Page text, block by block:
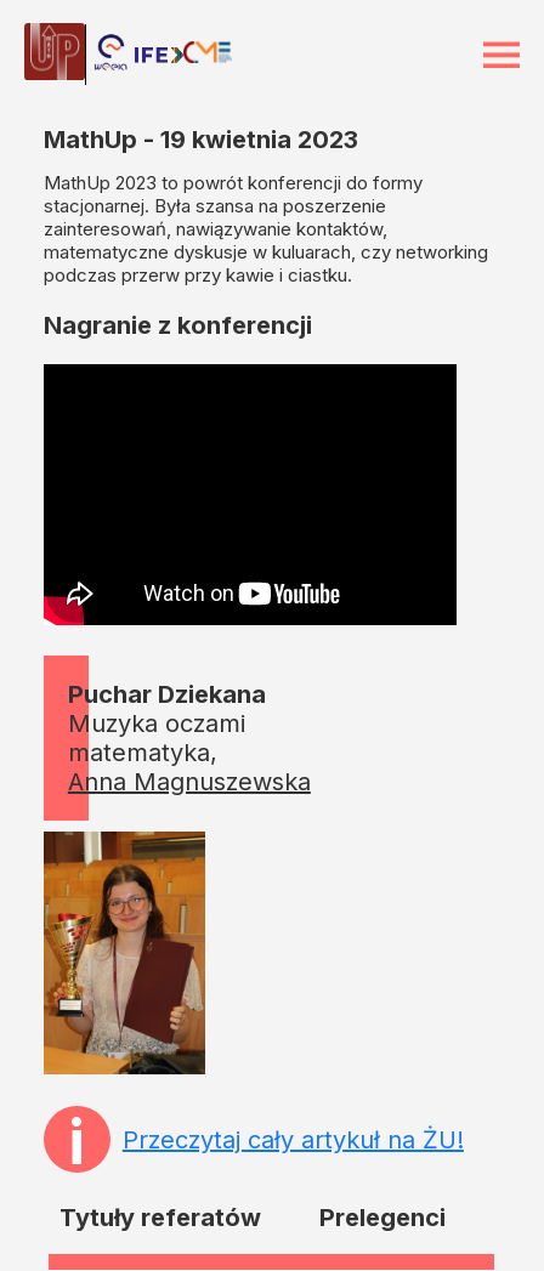
MathUp - 19 kwietnia 2023
MathUp 2023 to powrót konferencji do formy
stacjonarnej. Była szansa na poszerzenie
zainteresowań, nawiązywanie kontaktów,
matematyczne dyskusje w kuluarach, czy networking
podczas przerw przy kawie i ciastku.
Nagranie z konferencji
Puchar Dziekana
Muzyka oczami
matematyka,
Anna Magnuszewska
i Przeczytaj cały artykuł na ŻU!
Tytuły referatów Prelegenci